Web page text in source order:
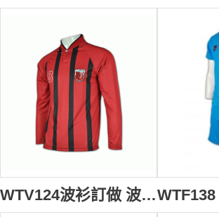
WTV124波衫訂做 波衫襯 間條 波衫專門店 波衫鋪 波衫印字 紅色